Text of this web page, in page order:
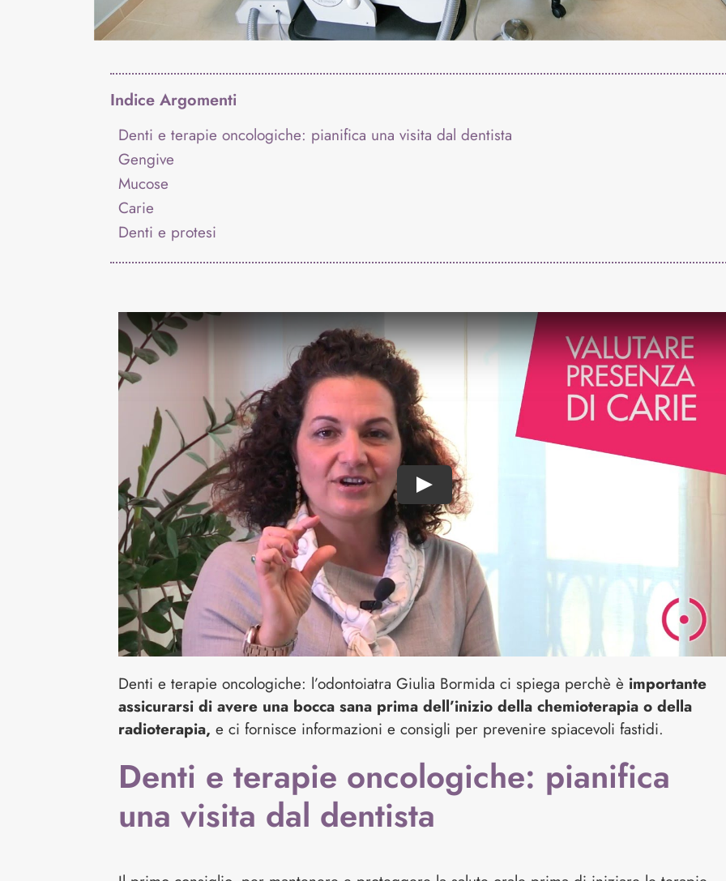
Indice Argomenti
Denti e terapie oncologiche: pianifica una visita dal dentista
Gengive
Mucose
Carie
Denti e protesi
Denti e terapie oncologiche: l’odontoiatra Giulia Bormida ci spiega perchè è importante
assicurarsi di avere una bocca sana prima dell’inizio della chemioterapia o della
radioterapia, e ci fornisce informazioni e consigli per prevenire spiacevoli fastidi.
Denti e terapie oncologiche: pianifica
una visita dal dentista